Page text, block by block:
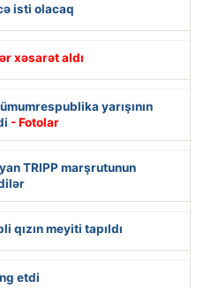
isti olacaq
xəsarət aldı
yarışının
- Fotolar
TRIPP marşrutunun
qızın meyiti tapıldı
etdi